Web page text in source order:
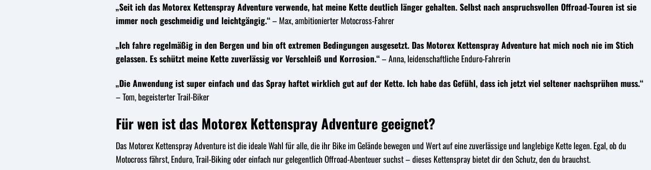
„Seit ich das Motorex Kettenspray Adventure verwende, hat meine Kette deutlich länger gehalten. Selbst nach anspruchsvollen Offroad-Touren ist sie
immer noch geschmeidig und leichtgängig.“– Max, ambitionierter Motocross-Fahrer
„Ich fahre regelmäßig in den Bergen und bin oft extremen Bedingungen ausgesetzt. Das Motorex Kettenspray Adventure hat mich noch nie im Stich
gelassen. Es schützt meine Kette zuverlässig vor Verschleiß und Korrosion.“– Anna, leidenschaftliche Enduro-Fahrerin
„Die Anwendung ist super einfach und das Spray haftet wirklich gut auf der Kette. Ich habe das Gefühl, dass ich jetzt viel seltener nachsprühen muss.“
– Tom, begeisterter Trail-Biker
Für wen ist das Motorex Kettenspray Adventure geeignet?
Das Motorex Kettenspray Adventure ist die ideale Wahl für alle, die ihr Bike im Gelände bewegen und Wert auf eine zuverlässige und langlebige Kette legen. Egal, ob du
Motocross fährst, Enduro, Trail-Biking oder einfach nur gelegentlich Offroad-Abenteuer suchst – dieses Kettenspray bietet dir den Schutz, den du brauchst.